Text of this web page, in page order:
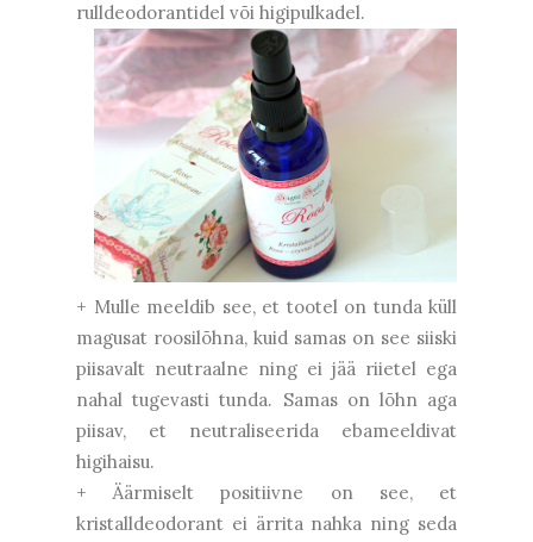
rulldeodorantidel või higipulkadel.
+ Mulle meeldib see, et tootel on tunda küll
magusat roosilõhna, kuid samas on see siiski
piisavalt neutraalne ning ei jää riietel ega
nahal tugevasti tunda. Samas on lõhn aga
piisav, et neutraliseerida ebameeldivat
higihaisu.
+ Äärmiselt positiivne on see, et
kristalldeodorant ei ärrita nahka ning seda